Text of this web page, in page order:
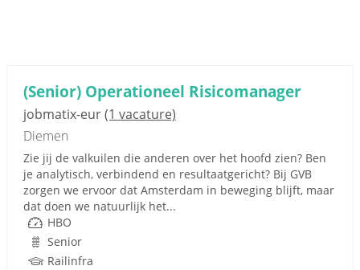
(Senior) Operationeel Risicomanager
jobmatix-eur(1 vacature)
Diemen
Zie jij de valkuilen die anderen over het hoofd zien? Ben
je analytisch, verbindend en resultaatgericht? Bij GVB
zorgen we ervoor dat Amsterdam in beweging blijft, maar
dat doen we natuurlijk het...
HBO
Senior
Railinfra